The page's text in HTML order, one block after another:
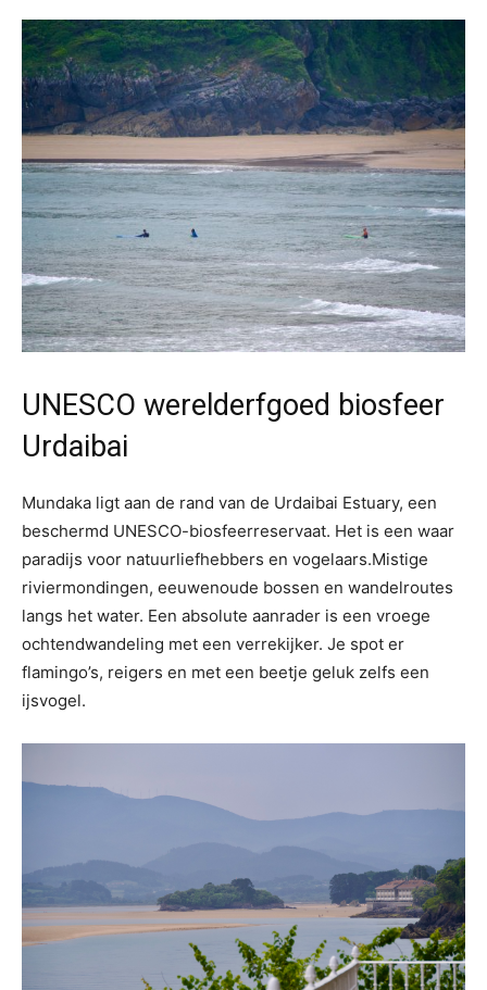
UNESCO werelderfgoed biosfeer
Urdaibai
Mundaka ligt aan de rand van de Urdaibai Estuary, een
beschermd UNESCO-biosfeerreservaat. Het is een waar
paradijs voor natuurliefhebbers en vogelaars.Mistige
riviermondingen, eeuwenoude bossen en wandelroutes
langs het water. Een absolute aanrader is een vroege
ochtendwandeling met een verrekijker. Je spot er
flamingo’s, reigers en met een beetje geluk zelfs een
ijsvogel.